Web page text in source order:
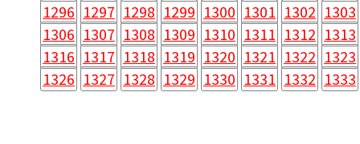
1296 1297 1298 1299 1300 1301 1302 1303
1306 1307 1308 1309 1310 1311 1312 1313
1316 1317 1318 1319 1320 1321 1322 1323
1326 1327 1328 1329 1330 1331 1332 1333